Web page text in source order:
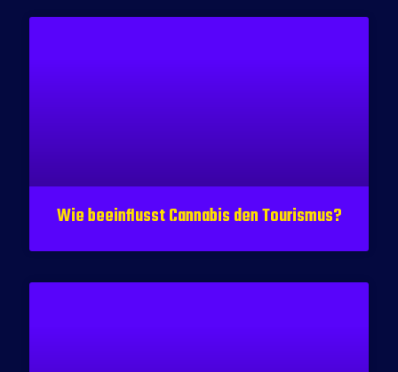
Wie beeinflusst Cannabis den Tourismus?